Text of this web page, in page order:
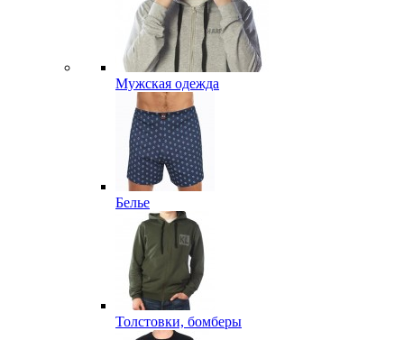
Мужская одежда
Белье
Толстовки, бомберы